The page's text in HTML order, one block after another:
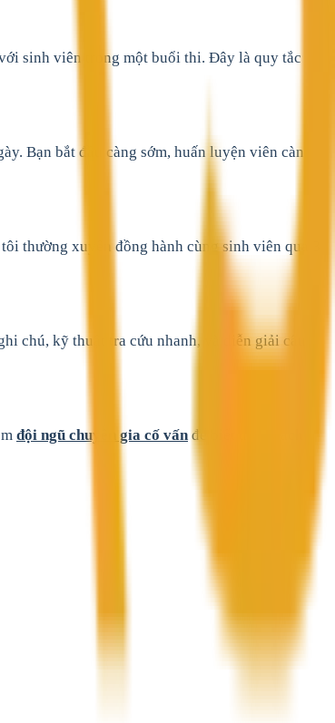
sinh viên trong một buổi thi. Đây là quy tắc
Bạn bắt đầu càng sớm, huấn luyện viên càng
thường xuyên đồng hành cùng sinh viên qua 3
chú, kỹ thuật tra cứu nhanh, và diễn giải câu
đội ngũ chuyên gia cố vấnđể biết danh sách